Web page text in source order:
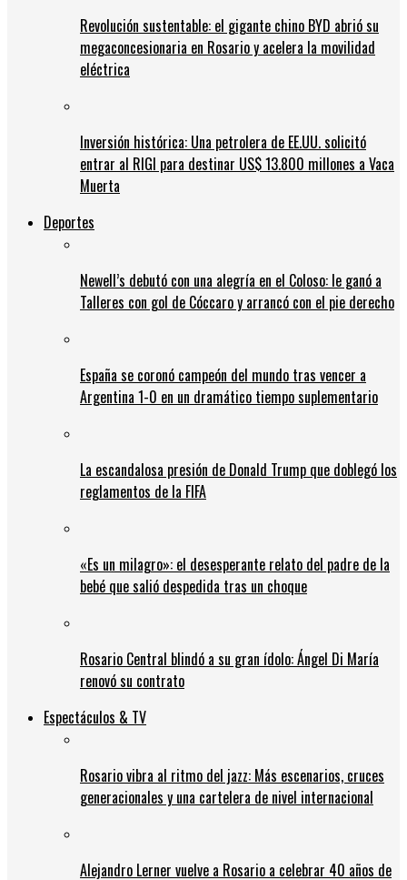
Revolución sustentable: el gigante chino BYD abrió su
megaconcesionaria en Rosario y acelera la movilidad
eléctrica
Inversión histórica: Una petrolera de EE.UU. solicitó
entrar al RIGI para destinar US$ 13.800 millones a Vaca
Muerta
Deportes
Newell’s debutó con una alegría en el Coloso: le ganó a
Talleres con gol de Cóccaro y arrancó con el pie derecho
España se coronó campeón del mundo tras vencer a
Argentina 1-0 en un dramático tiempo suplementario
La escandalosa presión de Donald Trump que doblegó los
reglamentos de la FIFA
«Es un milagro»: el desesperante relato del padre de la
bebé que salió despedida tras un choque
Rosario Central blindó a su gran ídolo: Ángel Di María
renovó su contrato
Espectáculos & TV
Rosario vibra al ritmo del jazz: Más escenarios, cruces
generacionales y una cartelera de nivel internacional
Alejandro Lerner vuelve a Rosario a celebrar 40 años de